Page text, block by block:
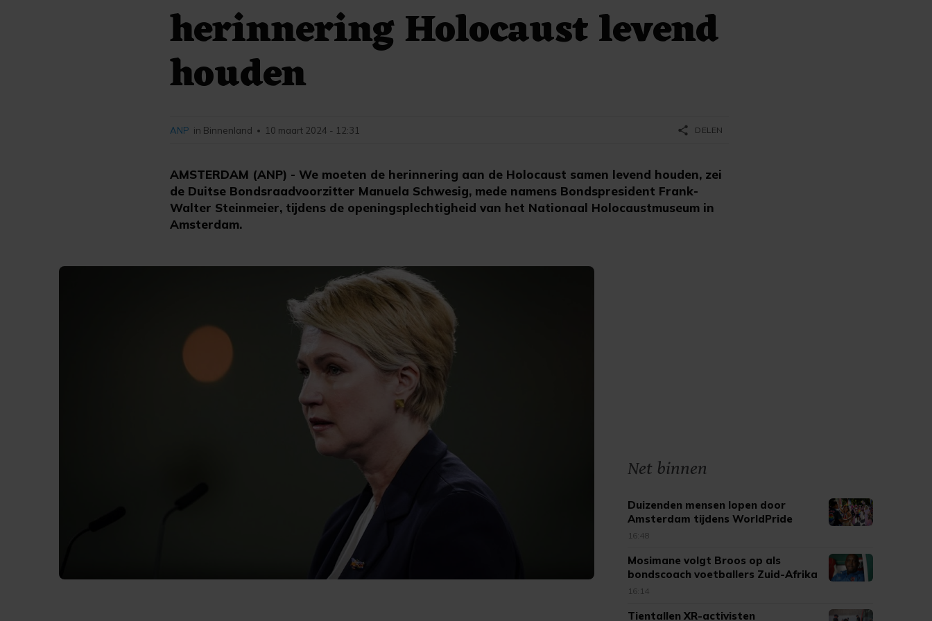
herinnering Holocaust levend
houden
AMSTERDAM (ANP) - We moeten de herinnering aan de Holocaust samen levend houden, zei
de Duitse Bondsraadvoorzitter Manuela Schwesig, mede namens Bondspresident Frank-
Walter Steinmeier, tijdens de openingsplechtigheid van het Nationaal Holocaustmuseum in
Amsterdam.
ANP in Binnenland • 10 maart 2024 - 12:31 share DELEN
Net binnen
Duizenden mensen lopen door
Amsterdam tijdens WorldPride
March
16:48
Mosimane volgt Broos op als
bondscoach voetballers Zuid-Afrika
16:14
Tientallen XR-activisten